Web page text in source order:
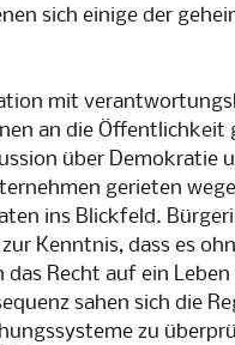
sich einige der
mit
an die Öffentlichkeit
über Demokratie
gerieten
ins Blickfeld.
Kenntnis, dass es
Recht auf ein
sahen sich die
zu